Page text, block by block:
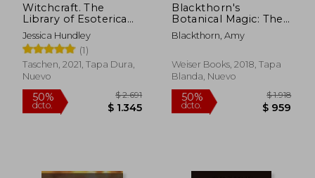
Witchcraft. The
Library of Esoterica
(en Inglés)
Jessica Hundley
(1)
Taschen, 2021, Tapa Dura,
Nuevo
Blackthorn's
Botanical Magic: The
Green Witch's Guide
to Essential Oils for
Healing (en Inglés)
Blackthorn, Amy
Weiser Books, 2018, Tapa
Blanda, Nuevo